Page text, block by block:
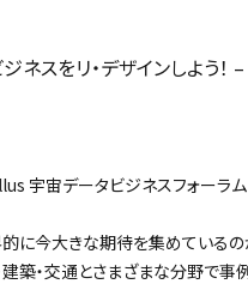
スをリ・デザインしよう！
宇宙データビジネスフォーラム
に今大きな期待を集めている
建築・交通とさまざまな分野で事